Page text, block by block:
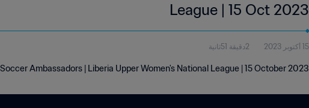
League | 15 Oct 2023
15 أكتوبر 2023 2دقيقة 51ثانية
Ambassadors | Liberia Upper Women's National League | 15 October 2023